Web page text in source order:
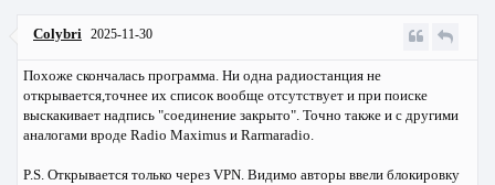
Colybri 2025-11-30
Похоже скончалась программа. Ни одна радиостанция не
открывается,точнее их список вообще отсутствует и при поиске
выскакивает надпись "соединение закрыто". Точно также и с другими
аналогами вроде Radio Maximus и Rarmaradio.
P.S. Открывается только через VPN. Видимо авторы ввели блокировку